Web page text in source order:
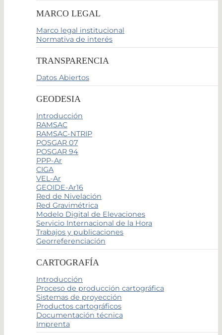
MARCO LEGAL
Marco legal institucional
Normativa de interés
TRANSPARENCIA
Datos Abiertos
GEODESIA
Introducción
RAMSAC
RAMSAC-NTRIP
POSGAR 07
POSGAR 94
PPP-Ar
CIGA
VEL-Ar
GEOIDE-Ar16
Red de Nivelación
Red Gravimétrica
Modelo Digital de Elevaciones
Servicio Internacional de la Hora
Trabajos y publicaciones
Georreferenciación
CARTOGRAFÍA
Introducción
Proceso de producción cartográfica
Sistemas de proyección
Productos cartográficos
Documentación técnica
Imprenta